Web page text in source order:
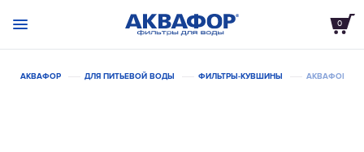
0
АКВАФОР ДЛЯ ПИТЬЕВОЙ ВОДЫ ФИЛЬТРЫ-КУВШИНЫ АКВАФОР